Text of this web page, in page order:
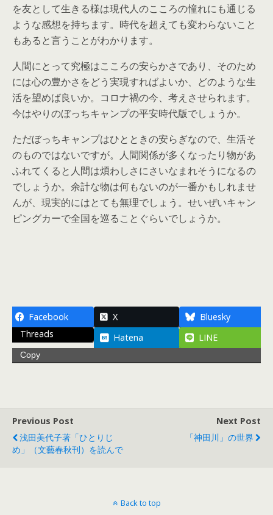
を友として生きる様は現代人のこころの憧れにも通じる
ような感想を持ちます。時代を超えても変わらないこと
もあると言うことがわかります。
人間にとって究極はこころの安らかさであり、そのため
には心の豊かさをどう実現すればよいか、どのような生
活を望めば良いか。コロナ禍の今、考えさせられます。
今はやりのぼっちキャンプの平安時代版でしょうか。
ただぼっちキャンプはひとときの安らぎなので、生活そ
のものではないですが。人間関係が多くなったり物があ
ふれてくると人間は煩わしさにさいなまれそうになるの
でしょうか。余計な物は何もないのが一番かもしれませ
んが、現実的にはとても無理でしょう。せいぜいキャン
ピングカーで全国を巡ることぐらいでしょうか。
Facebook X
Bluesky
Threads
Hatena LINE
Copy
Previous Post
浅田美代子著「ひとりじ
め」（文藝春秋刊）を読んで
Next Post
「神田川」の世界
Back to top